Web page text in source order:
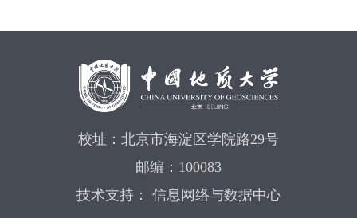
校址：北京市海淀区学院路29号
邮编：100083
技术支持： 信息网络与数据中心